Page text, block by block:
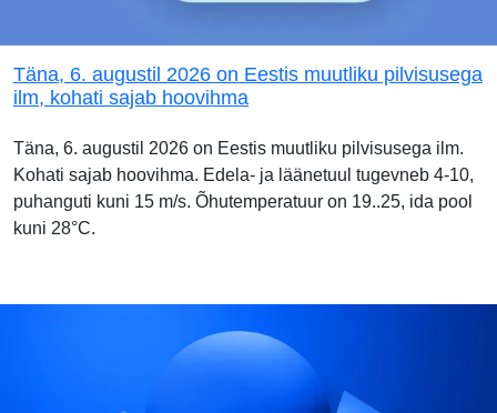
Täna, 6. augustil 2026 on Eestis muutliku pilvisusega
ilm, kohati sajab hoovihma
Täna, 6. augustil 2026 on Eestis muutliku pilvisusega ilm.
Kohati sajab hoovihma. Edela- ja läänetuul tugevneb 4-10,
puhanguti kuni 15 m/s. Õhutemperatuur on 19..25, ida pool
kuni 28°C.